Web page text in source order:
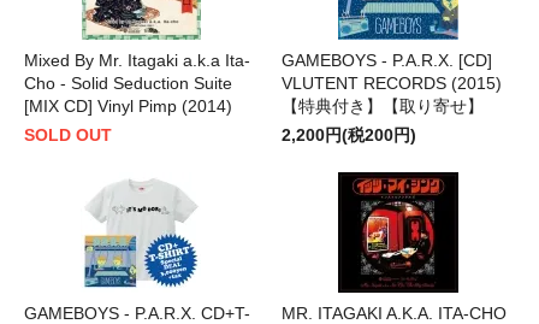
Mixed By Mr. Itagaki a.k.a Ita-
Cho - Solid Seduction Suite
[MIX CD] Vinyl Pimp (2014)
SOLD OUT
GAMEBOYS - P.A.R.X. [CD]
VLUTENT RECORDS (2015)
【特典付き】【取り寄せ】
2,200円(税200円)
GAMEBOYS - P.A.R.X. CD+T-
MR. ITAGAKI A.K.A. ITA-CHO